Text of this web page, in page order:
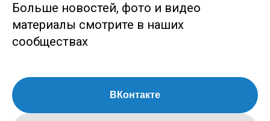
Больше новостей, фото и видео
материалы смотрите в наших
сообществах
ВКонтакте